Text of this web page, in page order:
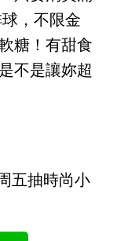
，不限金
糖！有甜食
不是讓妳超
五抽時尚小